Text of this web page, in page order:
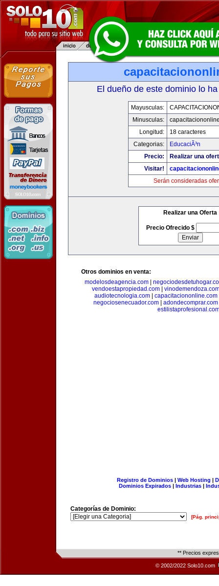
El dueño de este dominio lo
Mayusculas:
Minusculas:
Longitud:
18 caracteres
Categorias:
EducaciÃ³n
Precio:
Realizar una
Visitar!
Serán consideradas
Realizar una Oferta
Precio Ofrecido $
Otros dominios en venta:
modelosdeagencia.com
vendoestapropiedad.com|
audiotecnologia.com
capacitaciononline.com
negociosenecuador.com| adondecomprar.com
Registro de Dominios| Web Hosting |
Dominios Expirados | Industrias |
Categorías de Dominio:
[Pág.
** Precios
© 2002/2022 Solo10.com